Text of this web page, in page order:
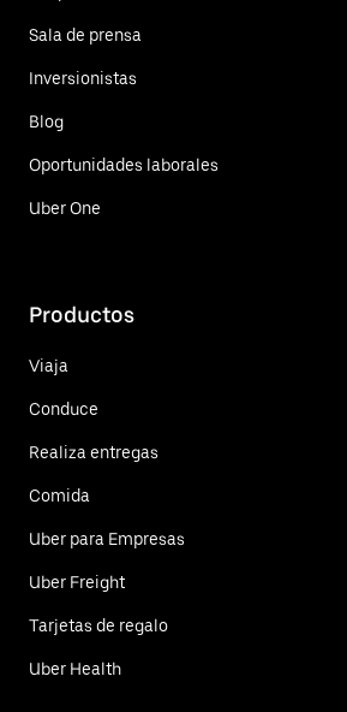
Sala de prensa
Inversionistas
Blog
Oportunidades laborales
Uber One
Productos
Viaja
Conduce
Realiza entregas
Comida
Uber para Empresas
Uber Freight
Tarjetas de regalo
Uber Health